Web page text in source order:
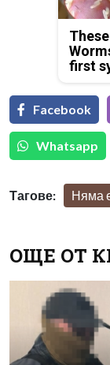
first
Facebook
Whatsapp
Тагове: Няма
ОЩЕ ОТ